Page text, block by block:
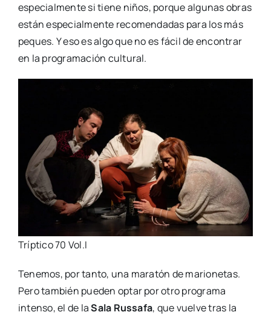
espe­cial­men­te si tie­ne niños, por­que algu­nas obras
están espe­cial­men­te reco­men­da­das para los más
peques. Y eso es algo que no es fácil de encon­trar
en la pro­gra­ma­ción cul­tu­ral.
Tríp­ti­co 70 Vol.I
Tene­mos, por tan­to, una mara­tón de mario­ne­tas.
Pero tam­bién pue­den optar por otro pro­gra­ma
inten­so, el de laSala Rus­sa­fa, que vuel­ve tras la